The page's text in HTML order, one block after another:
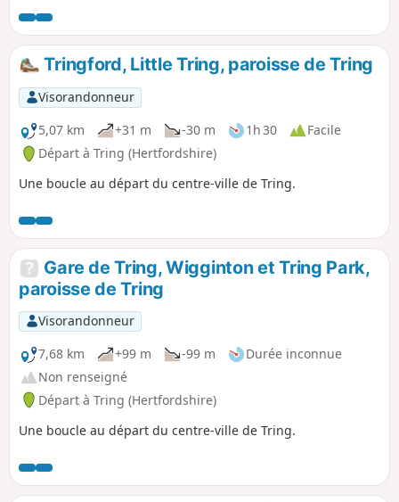
Tringford, Little Tring, paroisse de Tring
Visorandonneur
5,07 km
+31 m -30 m 1h 30
Facile
Départ à Tring (Hertfordshire)
Une boucle au départ du centre-ville de Tring.
Gare de Tring, Wigginton et Tring Park,
paroisse de Tring
Visorandonneur
7,68 km
+99 m -99 m
Durée inconnue
Non renseigné
Départ à Tring (Hertfordshire)
Une boucle au départ du centre-ville de Tring.